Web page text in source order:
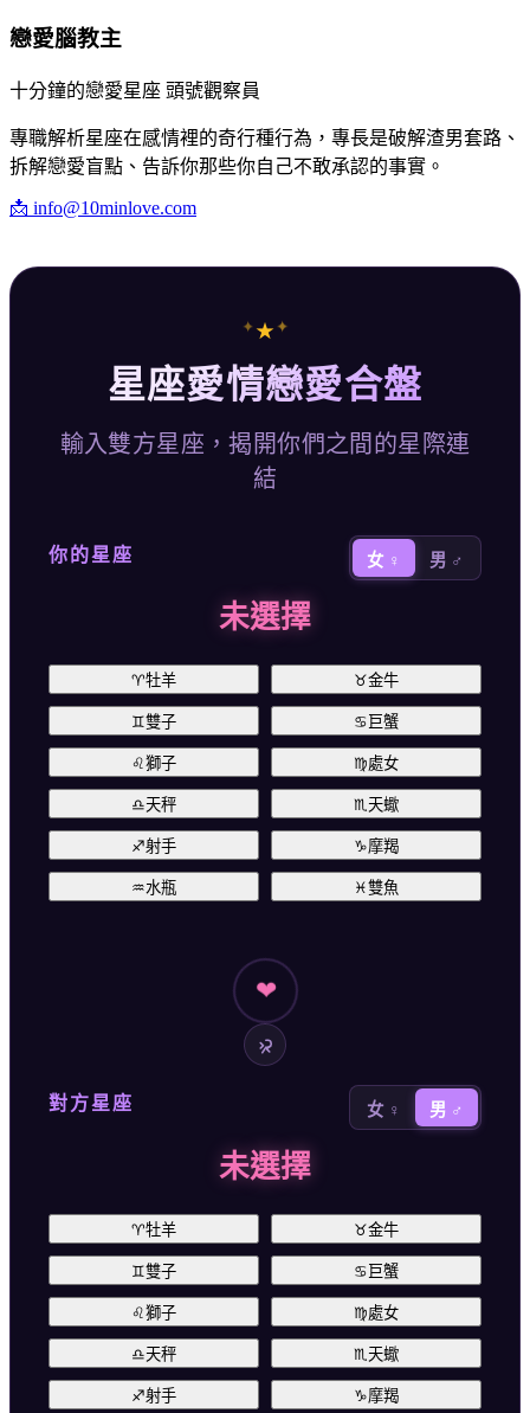
戀愛腦教主
十分鐘的戀愛星座 頭號觀察員
專職解析星座在感情裡的奇行種行為，專長是破解渣男套路、
拆解戀愛盲點、告訴你那些你自己不敢承認的事實。
📩 info@10minlove.com
✦ ★ ✦
星座愛情戀愛合盤
輸入雙方星座，揭開你們之間的星際連
結
你的星座 女 ♀ 男 ♂
未選擇
♈牡羊 ♉金牛
♊雙子 ♋ 巨蟹
♌獅子 ♍處女
♎天秤 ♏天蠍
♐射手 ♑摩羯
♒水瓶 ♓雙魚
❤
對方星座 女 ♀ 男 ♂
未選擇
♈牡羊 ♉金牛
♊雙子 ♋ 巨蟹
♌獅子 ♍處女
♎天秤 ♏ 天蠍
♐射手 ♑摩羯